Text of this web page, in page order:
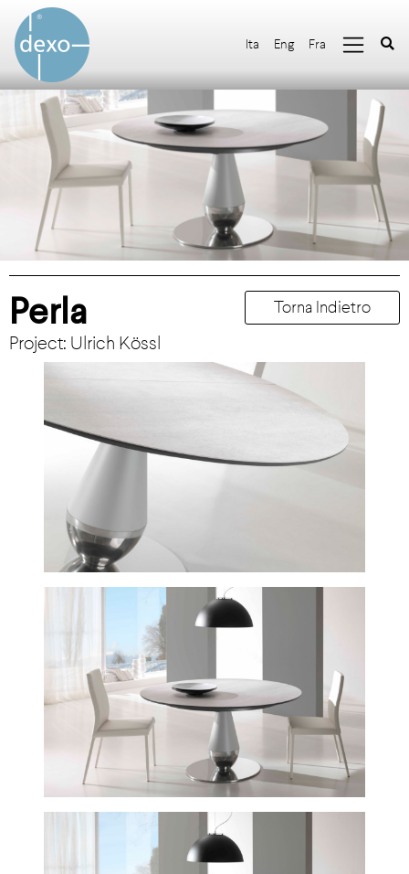
Ita Eng Fra
Perla
Project: Ulrich Kössl
Torna Indietro